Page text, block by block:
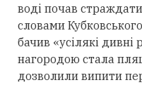
воді почав
словами
бачив «усілякі дивні
нагородою стала
дозволили випити